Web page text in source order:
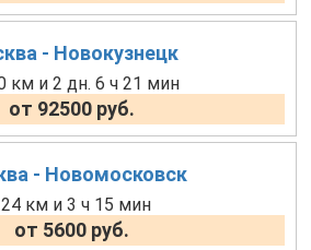
- Новокузнецк
км и 2 дн. 6 ч 21 мин
от 92500 руб.
- Новомосковск
км и 3 ч 15 мин
от 5600 руб.